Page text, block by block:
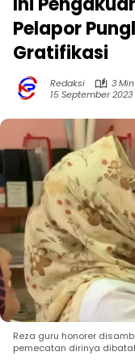
Pelapor
Gratifikasi
Redaksi
3
15 September 2023
Reza guru honorer
pemecatan dirinya